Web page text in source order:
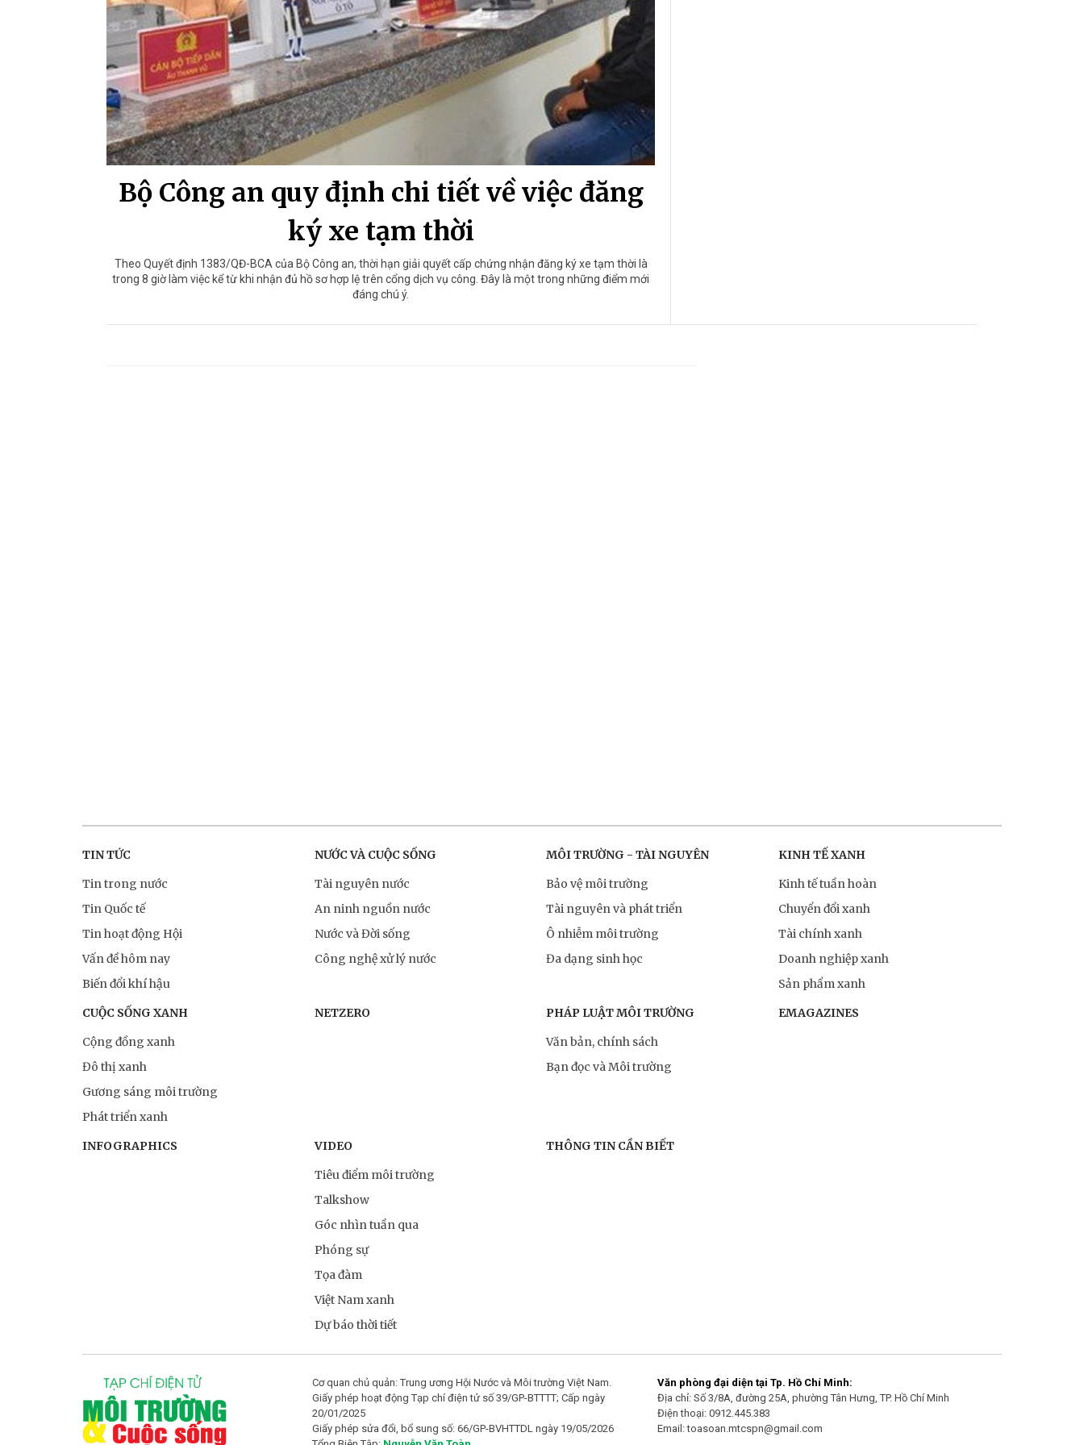
Bộ Công an quy định chi tiết về việc đăng
ký xe tạm thời
Theo Quyết định 1383/QĐ-BCA của Bộ Công an, thời hạn giải quyết cấp chứng nhận đăng ký xe tạm thời là
trong 8 giờ làm việc kể từ khi nhận đủ hồ sơ hợp lệ trên cổng dịch vụ công. Đây là một trong những điểm mới
đáng chú ý.
TIN TỨC
Tin trong nước
Tin Quốc tế
Tin hoạt động Hội
Vấn đề hôm nay
Biến đổi khí hậu
NƯỚC VÀ CUỘC SỐNG
Tài nguyên nước
An ninh nguồn nước
Nước và Đời sống
Công nghệ xử lý nước
MÔI TRƯỜNG - TÀI NGUYÊN
Bảo vệ môi trường
Tài nguyên và phát triển
Ô nhiễm môi trường
Đa dạng sinh học
KINH TẾ XANH
Kinh tế tuần hoàn
Chuyển đổi xanh
Tài chính xanh
Doanh nghiệp xanh
Sản phẩm xanh
CUỘC SỐNG XANH
Cộng đồng xanh
Đô thị xanh
Gương sáng môi trường
Phát triển xanh
NETZERO
PHÁP LUẬT MÔI TRƯỜNG
Văn bản, chính sách
Bạn đọc và Môi trường
EMAGAZINES
INFOGRAPHICS
VIDEO
Tiêu điểm môi trường
Talkshow
Góc nhìn tuần qua
Phóng sự
Tọa đàm
Việt Nam xanh
Dự báo thời tiết
THÔNG TIN CẦN BIẾT
Cơ quan chủ quản: Trung ương Hội Nước và Môi trường Việt Nam.
Giấy phép hoạt động Tạp chí điện tử số 39/GP-BTTTT; Cấp ngày
20/01/2025
Giấy phép sửa đổi, bổ sung số: 66/GP-BVHTTDL ngày 19/05/2026
Văn phòng đại diện tại Tp. Hồ Chí Minh:
Địa chỉ: Số 3/8A, đường 25A, phường Tân Hưng, TP. Hồ Chí Minh
Điện thoại: 0912.445.383
Email: toasoan.mtcspn@gmail.com